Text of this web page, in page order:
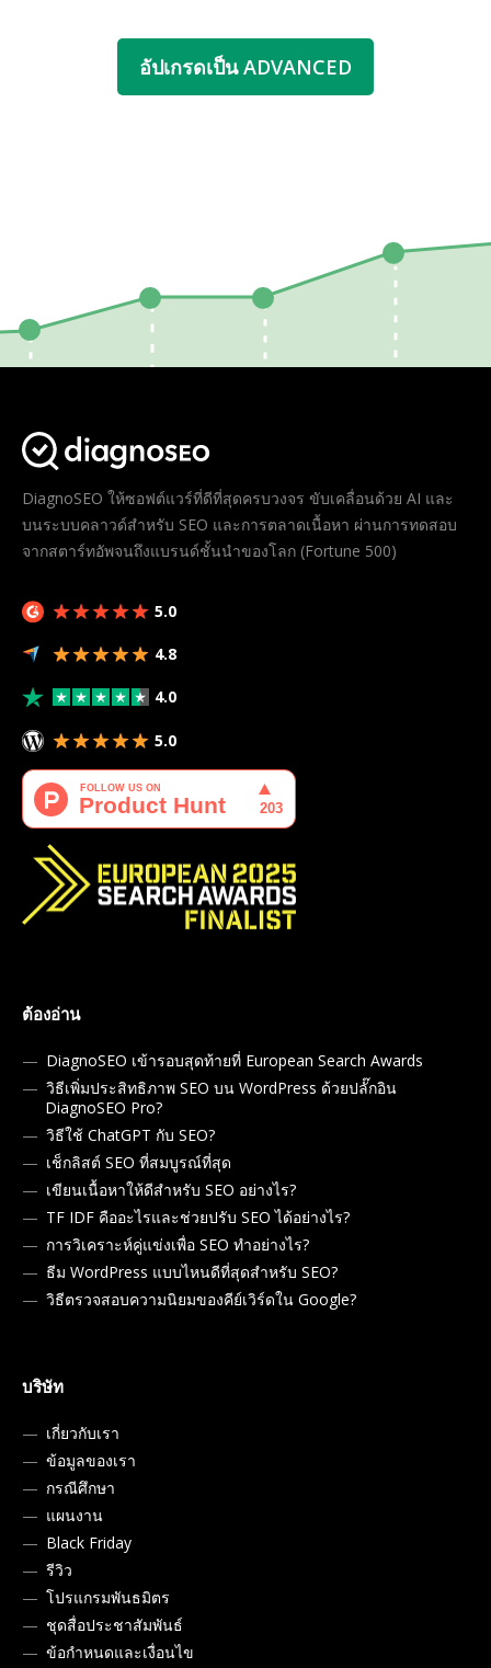
อัปเกรดเป็น ADVANCED
DiagnoSEO ให้ซอฟต์แวร์ที่ดีที่สุดครบวงจร ขับเคลื่อนด้วย AI และ
บนระบบคลาวด์สำหรับ SEO และการตลาดเนื้อหา ผ่านการทดสอบ
จากสตาร์ทอัพจนถึงแบรนด์ชั้นนำของโลก (Fortune 500)
5.0
4.8
4.0
5.0
ต้องอ่าน
DiagnoSEO เข้ารอบสุดท้ายที่ European Search Awards
วิธีเพิ่มประสิทธิภาพ SEO บน WordPress ด้วยปลั๊กอิน
DiagnoSEO Pro?
วิธีใช้ ChatGPT กับ SEO?
เช็กลิสต์ SEO ที่สมบูรณ์ที่สุด
เขียนเนื้อหาให้ดีสำหรับ SEO อย่างไร?
TF IDF คืออะไรและช่วยปรับ SEO ได้อย่างไร?
การวิเคราะห์คู่แข่งเพื่อ SEO ทำอย่างไร?
ธีม WordPress แบบไหนดีที่สุดสำหรับ SEO?
วิธีตรวจสอบความนิยมของคีย์เวิร์ดใน Google?
บริษัท
เกี่ยวกับเรา
ข้อมูลของเรา
กรณีศึกษา
แผนงาน
Black Friday
รีวิว
โปรแกรมพันธมิตร
ชุดสื่อประชาสัมพันธ์
ข้อกำหนดและเงื่อนไข